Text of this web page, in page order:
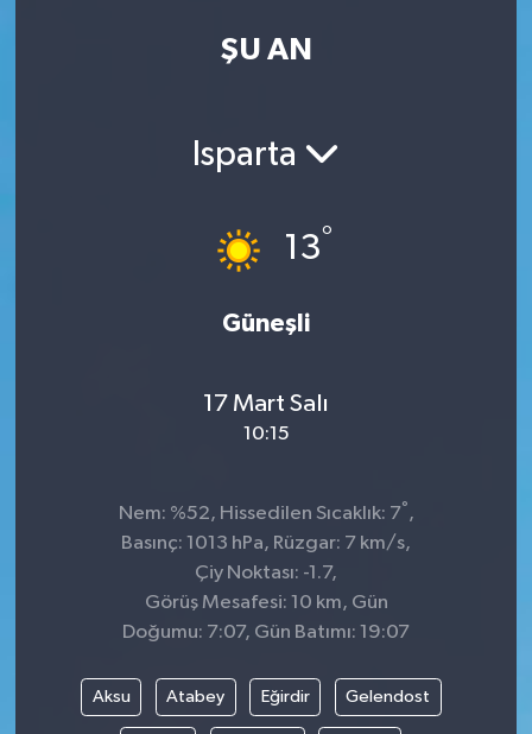
ŞU AN
Isparta
13°
Güneşli
17 Mart Salı
10:15
Nem: %52, Hissedilen Sıcaklık: 7° ,
Basınç: 1013 hPa, Rüzgar: 7 km/s,
Çiy Noktası: -1.7,
Görüş Mesafesi: 10 km, Gün
Doğumu: 7:07, Gün Batımı: 19:07
Aksu Atabey Eğirdir Gelendost